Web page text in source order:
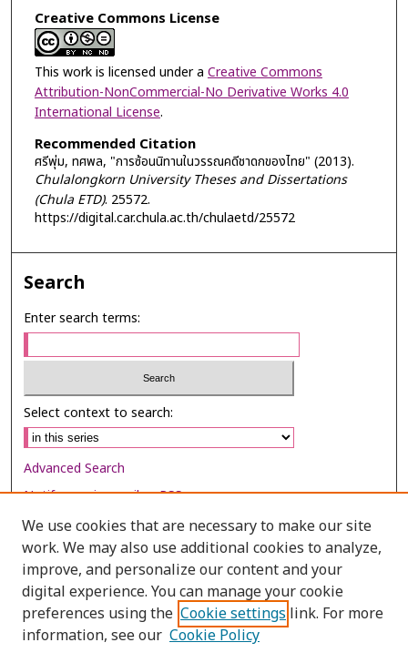
Creative Commons License
This work is licensed under a Creative Commons
Attribution-NonCommercial-No Derivative Works 4.0
International License.
Recommended Citation
ศรีพุ่ม, ทศพล, "การซ้อนนิทานในวรรณคดีชาดกของไทย" (2013).
Chulalongkorn University Theses and Dissertations
(Chula ETD). 25572.
https://digital.car.chula.ac.th/chulaetd/25572
Search
Enter search terms:
Select context to search:
Advanced Search
Notify me via email orRSS
Browse
Collections
Disciplines
Authors
We use cookies that are necessary to make our site
work. We may also use additional cookies to analyze,
improve, and personalize our content and your
digital experience. You can manage your cookie
preferences using the Cookie settings link. For more
information, see our Cookie Policy